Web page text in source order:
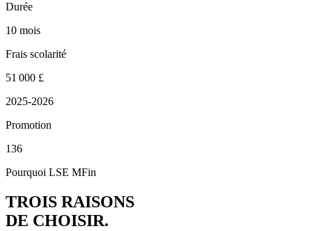
Durée
10 mois
Frais scolarité
51 000 £
2025-2026
Promotion
136
Pourquoi LSE MFin
TROIS RAISONS
DE CHOISIR.